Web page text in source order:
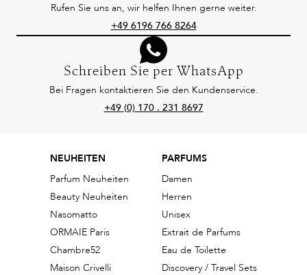
Rufen Sie uns an, wir helfen Ihnen gerne weiter.
+49 6196 766 8264
Schreiben Sie per WhatsApp
Bei Fragen kontaktieren Sie den Kundenservice.
+49 (0) 170 . 231 8697
NEUHEITEN
Parfum Neuheiten
Beauty Neuheiten
Nasomatto
ORMAIE Paris
Chambre52
Maison Crivelli
PARFUMS
Damen
Herren
Unisex
Extrait de Parfums
Eau de Toilette
Discovery / Travel Sets